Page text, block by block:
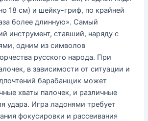
18 см) и шейку-гриф, по крайней
более длинную». Самый
инструмент, ставший, наряду с
одним из символов
русского народа. При
в зависимости от ситуации и
барабанщик может
хваты палочек, и различные
удара. Игра ладонями требует
фокусировки и рассеивания